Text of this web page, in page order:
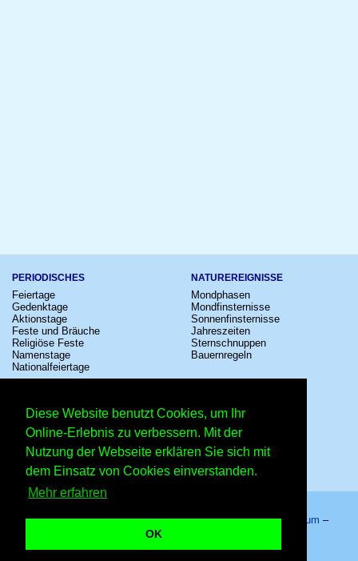
Diese Website benutzt Cookies, um Ihr
Online-Erlebnis zu verbessern. Mit der
Nutzung der Webseite erklären Sie sich mit
dem Einsatz von Cookies einverstanden.
Mehr erfahren
OK
PERIODISCHES
Feiertage
Gedenktage
Aktionstage
Feste und Bräuche
Religiöse Feste
Namenstage
Nationalfeiertage
NATUREREIGNISSE
Mondphasen
Mondfinsternisse
Sonnenfinsternisse
Jahreszeiten
Sternschnuppen
Bauernregeln
Konzerte
Kinostarts
Festivals
Fußball
Comedy
Shows
Zeitumstellung
Sternzeichen
Schalttage
Messen
Erinnerungen
Volksfeste
Startseite–Kalender–Lexikon–App–Sitemap–Impressum –
Datenschutzhinweis
Namenstag Dirk – Copyright © 2026 Kleiner Kalender